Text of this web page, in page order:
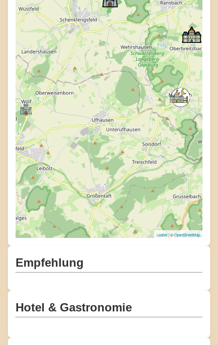
Leaflet| ©OpenStreetMap
Empfehlung
Hotel & Gastronomie